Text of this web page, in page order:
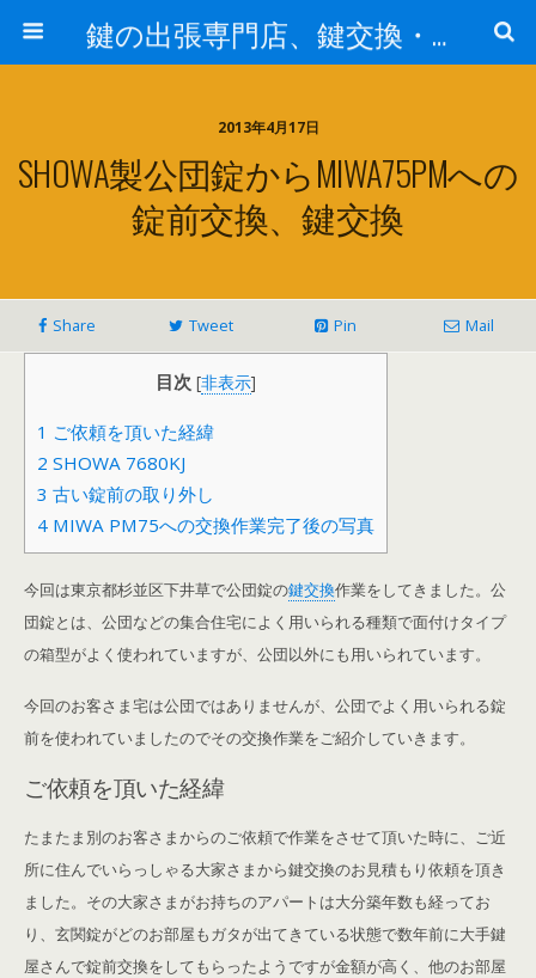
鍵の出張専門店、鍵交換・修理が格安料金/東京・埼玉・さいたま市
2013年4月17日
SHOWA製公団錠からMIWA75PMへの
錠前交換、鍵交換
Share Tweet Pin Mail
目次 [非表示]
1 ご依頼を頂いた経緯
2 SHOWA 7680KJ
3 古い錠前の取り外し
4 MIWA PM75への交換作業完了後の写真
今回は東京都杉並区下井草で公団錠の鍵交換作業をしてきました。公
団錠とは、公団などの集合住宅によく用いられる種類で面付けタイプ
の箱型がよく使われていますが、公団以外にも用いられています。
今回のお客さま宅は公団ではありませんが、公団でよく用いられる錠
前を使われていましたのでその交換作業をご紹介していきます。
ご依頼を頂いた経緯
たまたま別のお客さまからのご依頼で作業をさせて頂いた時に、ご近
所に住んでいらっしゃる大家さまから鍵交換のお見積もり依頼を頂き
ました。その大家さまがお持ちのアパートは大分築年数も経ってお
り、玄関錠がどのお部屋もガタが出てきている状態で数年前に大手鍵
屋さんで錠前交換をしてもらったようですが金額が高く、他のお部屋